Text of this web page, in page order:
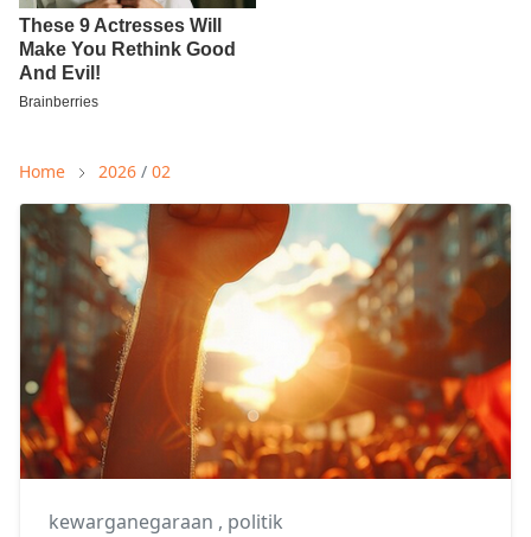
Home 2026 / 02
kewarganegaraan , politik